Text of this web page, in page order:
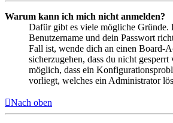
Warum kann ich mich nicht anmelden?
Dafür gibt es viele mögliche Gründe.
Benutzername und dein Passwort
Fall ist, wende dich an einen Board-
sicherzugehen, dass du nicht
möglich, dass ein
vorliegt, welches ein Administrator
Nach oben